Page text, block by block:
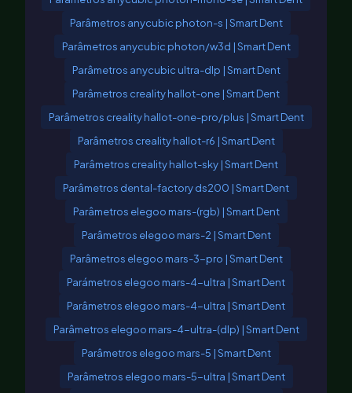
Parâmetros anycubic photon-s | Smart Dent
Parâmetros anycubic photon/w3d | Smart Dent
Parâmetros anycubic ultra-dlp | Smart Dent
Parâmetros creality hallot-one | Smart Dent
Parâmetros creality hallot-one-pro/plus | Smart Dent
Parâmetros creality hallot-r6 | Smart Dent
Parâmetros creality hallot-sky | Smart Dent
Parâmetros dental-factory ds200 | Smart Dent
Parâmetros elegoo mars-(rgb) | Smart Dent
Parâmetros elegoo mars-2 | Smart Dent
Parâmetros elegoo mars-3-pro | Smart Dent
Parámetros elegoo mars-4-ultra | Smart Dent
Parâmetros elegoo mars-4-ultra | Smart Dent
Parâmetros elegoo mars-4-ultra-(dlp) | Smart Dent
Parâmetros elegoo mars-5 | Smart Dent
Parâmetros elegoo mars-5-ultra | Smart Dent